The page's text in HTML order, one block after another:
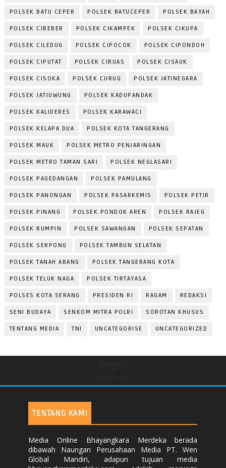
POLSEK BATU CEPER POLSEK BATUCEPER POLSEK BAYAH
POLSEK CIBEBER POLSEK CIKAMPEK POLSEK CIKUPA
POLSEK CILEDUG POLSEK CIPOCOK POLSEK CIPONDOH
POLSEK CIPUTAT POLSEK CIRUAS POLSEK CISAUK
POLSEK CISOKA POLSEK CURUG POLSEK JATINEGARA
POLSEK JATIUWUNG POLSEK KADUPANDAK
POLSEK KALIDERES POLSEK KARAWACI
POLSEK KELAPA DUA POLSEK KOTA TANGERANG
POLSEK MAUK POLSEK METRO PENJARINGAN
POLSEK METRO TAMAN SARI POLSEK NEGLASARI
POLSEK PAGEDANGAN POLSEK PAMULANG
POLSEK PANONGAN POLSEK PASARKEMIS POLSEK PETIR
POLSEK PINANG POLSEK PONDOK AREN POLSEK RAJEG
POLSEK RUMPIN POLSEK SAWANGAN POLSEK SEPATAN
POLSEK SERPONG POLSEK TAMBUN SELATAN
POLSEK TANAH ABANG POLSEK TANGERANG KOTA
POLSEK TELUK NAGA POLSEK TIRTAYASA
POLSES KOTA SERANG PRESIDEN RI RAGAM REDAKSI
SENI BUDAYA SENKOM MITRA POLRI SOROTAN KHUSUS
TENTANG MEDIA TNI UNCATEGORISE UNCATEGORIZED
TENTANG KAMI
Media Online Bhayangkara Merdeka berada
dibawah Naungan Perusahaan Media PT. Wen
Global Mandiri, adapun tujuan media